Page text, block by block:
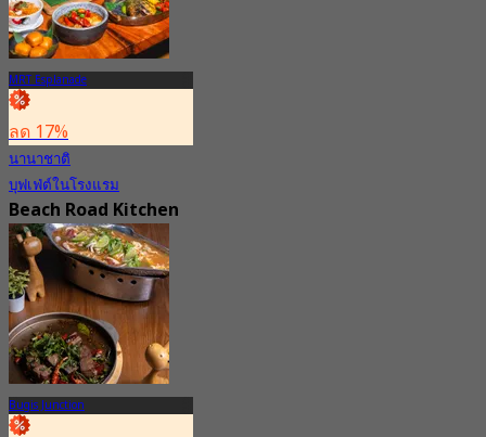
MRT Esplanade
ลด 17%
นานาชาติ
บุฟเฟ่ต์ในโรงแรม
Beach Road Kitchen
at JW Marriott
Singapore South
Beach
5.0
255 การจอง
จากS$ 78
Bugis Junction